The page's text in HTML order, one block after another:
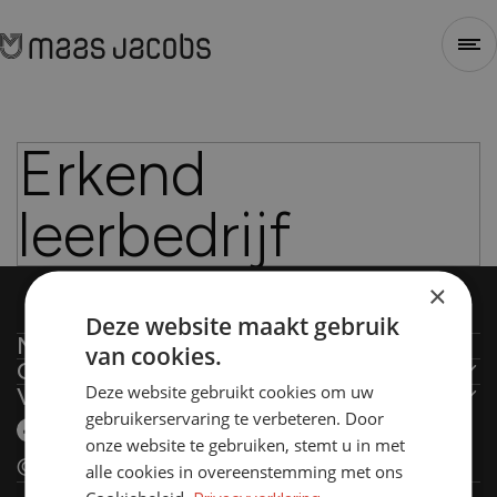
1
Stap 1 - Selecteer type
Voor welk soort project heb je nieuwe
kozijnen nodig?
Renovatie (Je vervangt de kozijnen van een
Erkend
leerbedrijf
Maas-Jacobs
Over ons
Wat we doen
Ontwikkelaar
Contact
De Ambachten 31
4881 XZ Zundert
Volg ons online
@maasjacobs
×
Deze website maakt gebruik
van cookies.
Deze website gebruikt cookies om uw
gebruikerservaring te verbeteren. Door
onze website te gebruiken, stemt u in met
alle cookies in overeenstemming met ons